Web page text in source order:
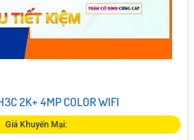
2K+ 4MP COLOR WIFI
Giá Khuyến Mại: